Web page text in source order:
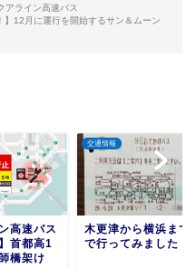
アライン高速バス
】12月に運行を開始するサン＆ムーン
ス
1
交通情報
木更津から横浜までJR
で行ってみました